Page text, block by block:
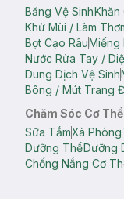
Băng Vệ SinhKhăn
Khử Mùi / Làm
Bọt Cạo RâuMiếng
Nước Rửa Tay /
Dung Dịch Vệ Sinh
Bông / Mút Trang
Chăm Sóc Cơ Thể
Sữa TắmXà Phòng
Dưỡng ThểDưỡng
Chống Nắng Cơ